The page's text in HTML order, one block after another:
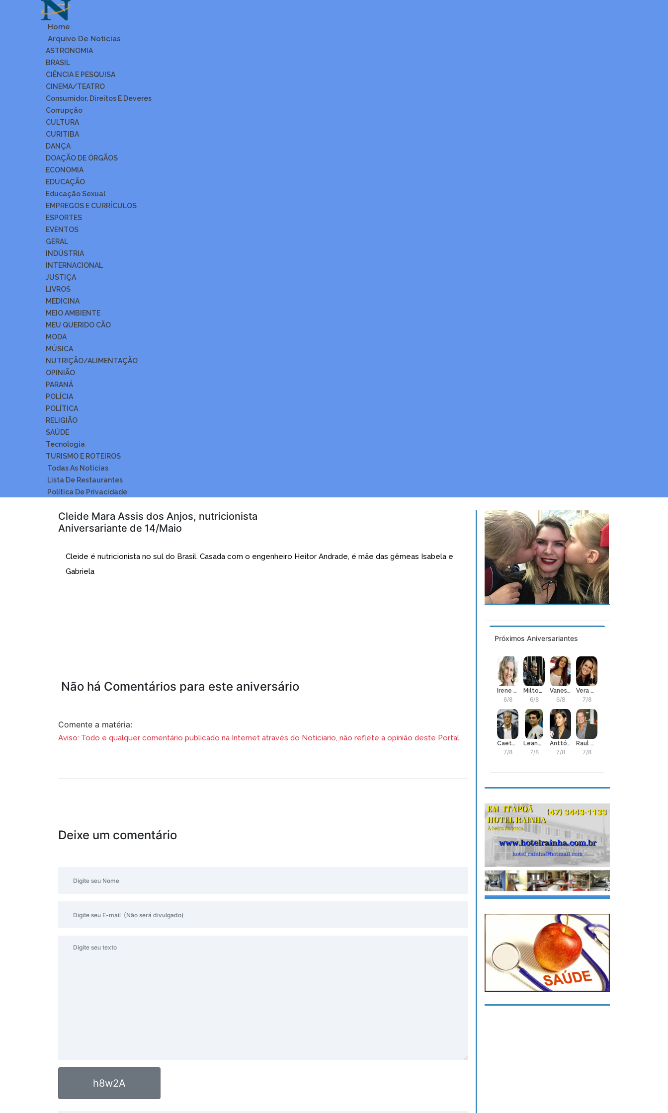
Home
Arquivo De Notícias
ASTRONOMIA
BRASIL
CIÊNCIA E PESQUISA
CINEMA/TEATRO
Consumidor, Direitos E Deveres
Corrupção
CULTURA
CURITIBA
DANÇA
DOAÇÃO DE ÓRGÃOS
ECONOMIA
EDUCAÇÃO
Educação Sexual
EMPREGOS E CURRÍCULOS
ESPORTES
EVENTOS
GERAL
INDÚSTRIA
INTERNACIONAL
JUSTIÇA
LIVROS
MEDICINA
MEIO AMBIENTE
MEU QUERIDO CÃO
MODA
MÚSICA
NUTRIÇÃO/ALIMENTAÇÃO
OPINIÃO
PARANÁ
POLÍCIA
POLÍTICA
RELIGIÃO
SAÚDE
Tecnologia
TURISMO E ROTEIROS
Todas As Notícias
Lista De Restaurantes
Política De Privacidade
Cleide Mara Assis dos Anjos, nutricionista
Aniversariante de 14/Maio
Cleide é nutricionista no sul do Brasil. Casada com o engenheiro Heitor Andrade, é mãe das gêmeas Isabela e
Gabriela
Não há Comentários para este aniversário
Comente a matéria:
Aviso: Todo e qualquer comentário publicado na Internet através do Noticiario, não reflete a opinião deste Portal.
Deixe um comentário
h8w2A
Próximos Aniversariantes
Irene Ravache
6/8
Milton Neves
6/8
Vanessa Gerbelli
6/8
Vera Holtz, atriz
7/8
Caetano Veloso
7/8
Leandro Guilheiro
7/8
Anttónia
7/8
Raul Gazolla
7/8